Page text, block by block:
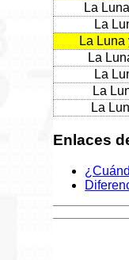
La
La
La Luna
La
La
La
La
Enlaces